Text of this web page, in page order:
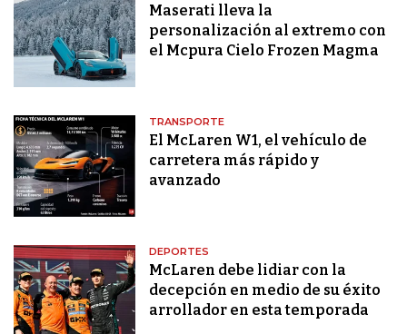
Maserati lleva la
personalización al extremo con
el Mcpura Cielo Frozen Magma
TRANSPORTE
El McLaren W1, el vehículo de
carretera más rápido y
avanzado
DEPORTES
McLaren debe lidiar con la
decepción en medio de su éxito
arrollador en esta temporada